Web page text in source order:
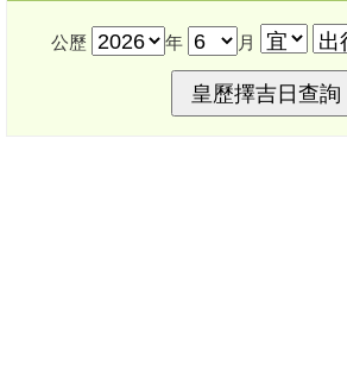
公歷 年 月